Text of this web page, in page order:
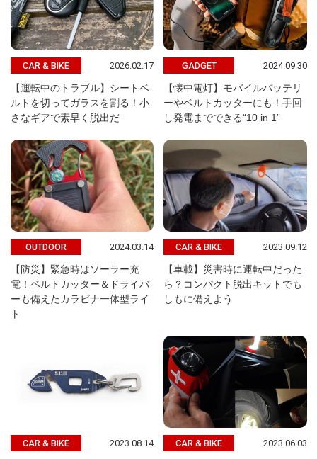
CAR & BIKE 2026.02.17
【運転中のトラブル】シートベ
ルトを切ってガラスを割る！小
さなギアで素早く脱出だ
GADGET 2024.09.30
【懐中電灯】モバイルバッテリ
ーやベルトカッターにも！手回
し発電までできる“10 in 1”
OUTDOOR 2024.03.14
【防災】緊急時はソーラー充
電！ベルトカッター＆ドライバ
ーも備えたカラビナ一体型ライ
ト
CAR & BIKE 2023.09.12
【車載】災害時に運転中だった
ら？コンパクト脱出キットでも
しもに備えよう
CAR & BIKE 2023.08.14 CAR & BIKE 2023.06.03